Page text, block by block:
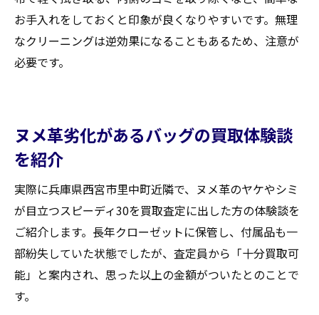
お手入れをしておくと印象が良くなりやすいです。無理
なクリーニングは逆効果になることもあるため、注意が
必要です。
ヌメ革劣化があるバッグの買取体験談
を紹介
実際に兵庫県西宮市里中町近隣で、ヌメ革のヤケやシミ
が目立つスピーディ30を買取査定に出した方の体験談を
ご紹介します。長年クローゼットに保管し、付属品も一
部紛失していた状態でしたが、査定員から「十分買取可
能」と案内され、思った以上の金額がついたとのことで
す。